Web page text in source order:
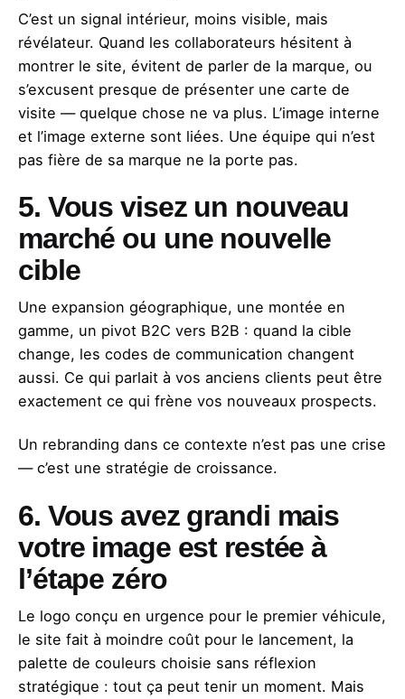
C’est un signal intérieur, moins visible, mais
révélateur. Quand les collaborateurs hésitent à
montrer le site, évitent de parler de la marque, ou
s’excusent presque de présenter une carte de
visite — quelque chose ne va plus. L’image interne
et l’image externe sont liées. Une équipe qui n’est
pas fière de sa marque ne la porte pas.
5. Vous visez un nouveau
marché ou une nouvelle
cible
Une expansion géographique, une montée en
gamme, un pivot B2C vers B2B : quand la cible
change, les codes de communication changent
aussi. Ce qui parlait à vos anciens clients peut être
exactement ce qui frène vos nouveaux prospects.
Un rebranding dans ce contexte n’est pas une crise
— c’est une stratégie de croissance.
6. Vous avez grandi mais
votre image est restée à
l’étape zéro
Le logo conçu en urgence pour le premier véhicule,
le site fait à moindre coût pour le lancement, la
palette de couleurs choisie sans réflexion
stratégique : tout ça peut tenir un moment. Mais